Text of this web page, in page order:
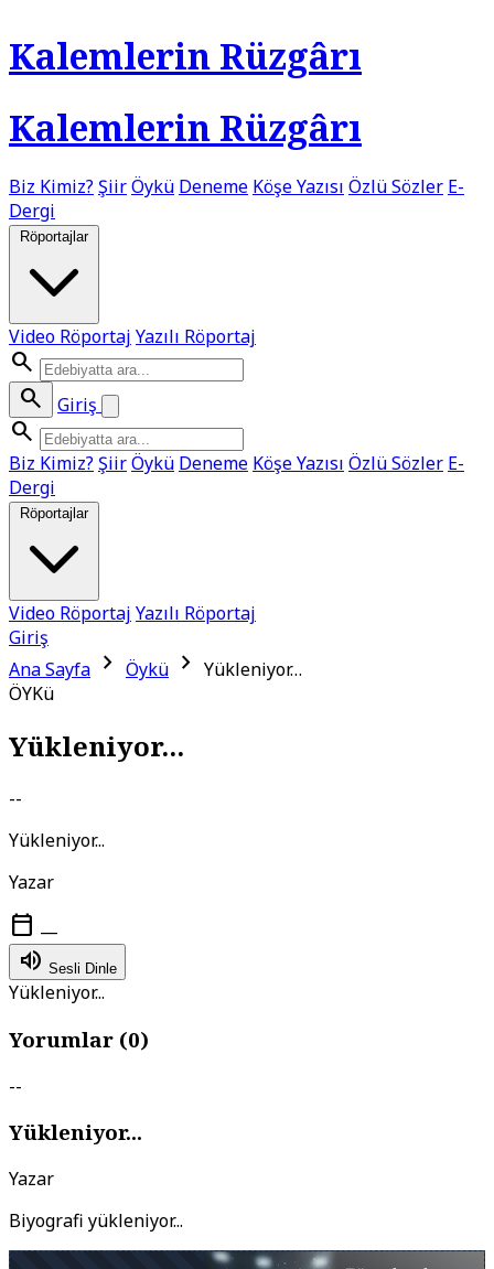
Kalemlerin Rüzgârı
Kalemlerin Rüzgârı
Biz Kimiz? ŞiirÖykü Deneme Köşe Yazısı Özlü Sözler E-
Dergi
Röportajlar
Video Röportaj Yazılı Röportaj
search
search
Giriş
search
Biz Kimiz? ŞiirÖykü Deneme Köşe Yazısı Özlü Sözler E-
Dergi
Röportajlar
Video Röportaj Yazılı Röportaj
Giriş
Ana Sayfa chevron_right Öykü chevron_right Yükleniyor…
ÖYKü
Yükleniyor...
--
Yükleniyor...
Yazar
calendar_today —
volume_up Sesli Dinle
Yükleniyor...
Yorumlar (0)
--
Yükleniyor...
Yazar
Biyografi yükleniyor...